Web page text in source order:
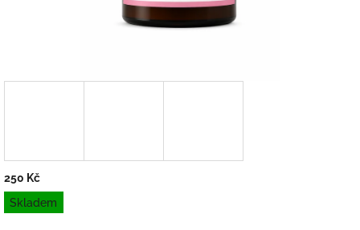
250 Kč
Měrná
cena:
Skladem